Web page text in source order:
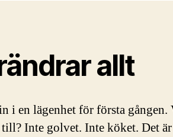
allt
i en lägenhet för första gången.
Inte golvet. Inte köket. Det